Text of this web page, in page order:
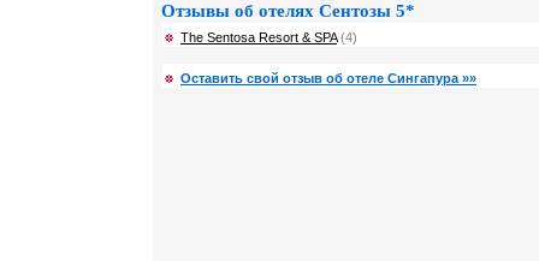
Отзывы об отелях Сентозы 5*
The Sentosa Resort & SPA(4)
Оставить свой отзыв об отеле Сингапура »»